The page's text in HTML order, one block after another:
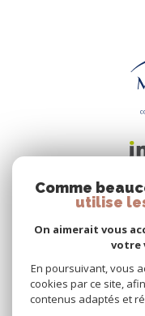
25 Rue
66190
04 68
Comme
utilise
On aimerait vous
votre
En poursuivant, vous
cookies par ce site,
contenus adaptés et